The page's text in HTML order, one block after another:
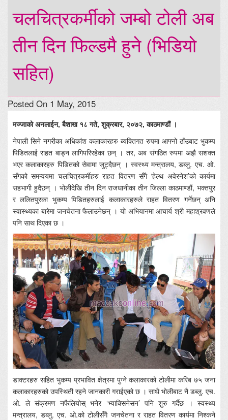
चलचित्रकर्मीको जम्बो टोली अब
तीन दिन फिल्डमै हुने (भिडियो
सहित)
Posted On 1 May, 2015
मज्जाको अनलाईन, बैशाख १८ गते, शुक्रबार, २०७२, काठमाण्डौं ।
नेपाली सिने नगरीका अधिकांश कलाकारहरु ब्यक्तिगत रुपमा आफ्नो ठाँउबाट भुकम्प
पिडितलाई राहत बाड्न लागिपरिरहेका छन् । तर, अब संगठित रुपमा अझै सशक्त
भएर कलाकारहरु पिडितको सेवामा जुट्दैछन् । स्वस्थ्य मन्त्रालय, डब्लु. एच. ओ.
सँगको समन्वयमा चलचित्रकर्मीहरु राहत वितरण सँगै ‘हेल्थ अवेरनेश’को कार्यमा
सहभागी हुदैछन् । भोलीदेखि तीन दिन राजधानीका तीन जिल्ला काठमाण्डौं, भक्तपुर
र ललितपुरका भुकम्प पिडितहरुलाई कलाकारहरुले राहत वितरण गर्नेछन् अनि
स्वास्थ्यका बारेमा जनचेतना फैलाउनेछन् । यो अभियानमा आचार्य श्री महाश्रवणले
पनि साथ दिएका छ ।
डाक्टरहरु सहित भुकम्प प्रभावित क्षेत्रमा पुग्ने कलाकारको टोलीमा करिब ७५ जना
कलाकारहरुको उपस्थिती रहने जानकारी गराईएको छ । साथै भोलीबाट नै डब्लु. एच.
ओ. ले संक्रमण नफैलियोस् भनेर ‘भ्याक्सिनेसन’ पनि शुरु गर्दैछ । स्वस्थ्य
मन्त्रालय, डब्लु. एच. ओ.को टोलीसँगै जनचेतना र राहत वितरण कार्यमा निश्कने